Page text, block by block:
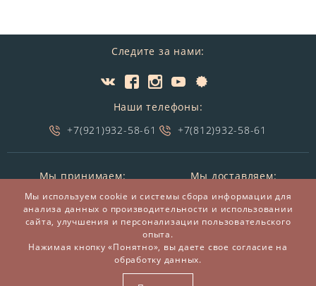
Следите за нами:
Наши телефоны:
+7(921)932-58-61
+7(812)932-58-61
Мы принимаем: Мы доставляем:
Мы используем cookie и системы сбора информации для
анализа данных о производительности и использовании
сайта, улучшения и персонализации пользовательского
опыта.
Нажимая кнопку «Понятно», вы даете свое согласие на
обработку данных.